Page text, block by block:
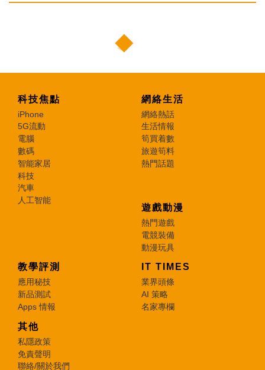
科技焦點
iPhone
5G流動
電腦
數碼
智能家居
科技
汽車
人工智能
網絡生活
網絡熱話
生活情報
筍買着數
旅遊筍料
熱門話題
遊戲動漫
熱門遊戲
電競裝備
動漫玩具
教學評測
應用秘技
新品測試
Apps 情報
IT TIMES
業界頭條
AI 策略
名家專欄
其他
私隱政策
免責聲明
聯絡/關於我們